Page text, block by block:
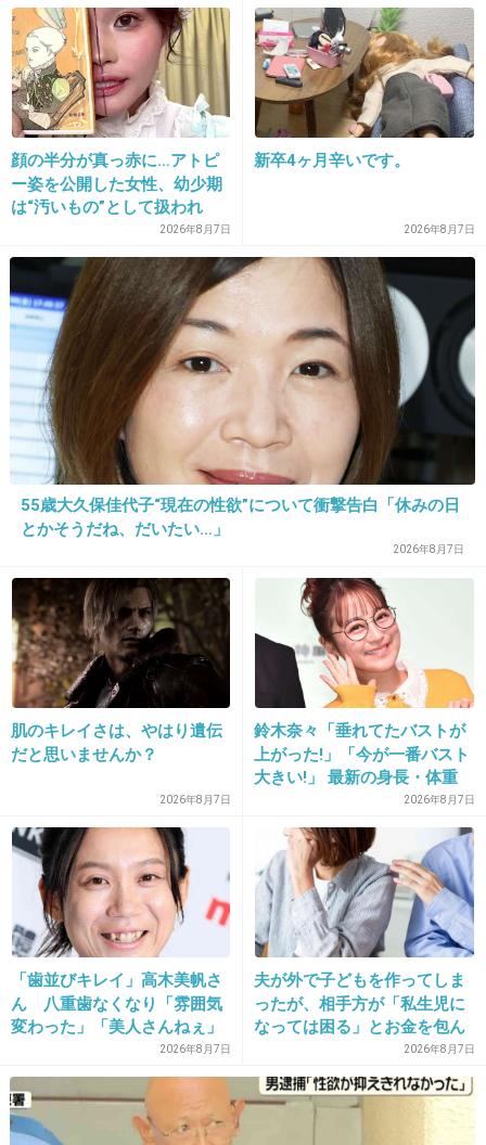
1件の返信
+31 -6
26. 匿名2026/06/03(水) 18:13:48
タンポン使いたいんだけど、手の汚れとか捨て方とかあま
り人に聞けなくて、私にはハードル高くて使えてないんで
すが、皆さんどうしてますか？
1件の返信
+2 -2
27. 匿名2026/06/03(水) 18:14:13
ロッカーに下着も入れてた
+8 -0
28. 匿名 2026/06/03(水) 18:14:22
出血量半端ないので1セットまるごと持ってく
1件の返信
2026/06/03(水) 18:14:36
>>22
やたらポニーテールの画像貼り付けてたのやめたの？スト
ーカー白髪👩‍🦳クソブスババア
+0 -2
30. 匿名2026/06/03(水) 18:14:38
主さん女の人だったら申し訳ないけど、こうい
うのって人それぞれだし、いくつ必要かって自
で“3台追突”の逃走劇
顔の半分が真っ赤に…アトピ
ー姿を公開した女性、幼少期
は“汚いもの”として扱われ
「人に触れる行為に罪悪感を
持っていた」
2026年8月7日
新卒4ヶ月辛いです。
2026年8月7日
55歳大久保佳代子“現在の性欲”について衝撃告白「休みの日
とかそうだね、だいたい…」
2026年8月7日
肌のキレイさは、やはり遺伝
だと思いませんか？
2026年8月7日
鈴木奈々「垂れてたバストが
上がった!」「今が一番バスト
大きい!」 最新の身長・体重
2026年8月7日
「歯並びキレイ」高木美帆さ
ん 八重歯なくなり「雰囲気
変わった」「美人さんねぇ」
「歯列矯正してるんや」2026年8月7日
夫が外で子どもを作ってしま
ったが、相手方が「私生児に
なっては困る」とお金を包ん
で頭を下げに来ても応じず、
晩年まで離婚に応じなかった
親戚の話→「一生復讐にな
る」「これ本人幸せなの？」
2026年8月7日